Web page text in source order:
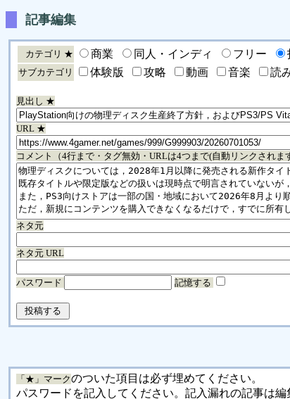
記事編集
カテゴリ ★ 商業 同人・インディ フリー
サブカテゴリ 体験版 攻略 動画 音楽 読
見出し ★
URL ★
コメント（4行まで・タグ無効・URLは4つまで(自動リンクされま
ネタ元
ネタ元 URL
パスワード 記憶する
「★」マークのついた項目は必ず埋めてください。
パスワードを記入してください。記入漏れの記事は編